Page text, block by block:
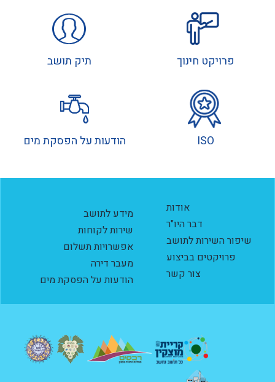
פרויקט חינוך תיק תושב
ISO הודעות על הפסקת מים
אודות
דבר היו"ר
שיפור השירות לתושב
פרויקטים בביצוע
צור קשר
מידע לתושב
שירות לקוחות
אפשרויות תשלום
מעבר דירה
הודעות על הפסקת מים